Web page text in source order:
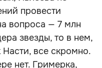
провести
вопроса — 7 млн
звезды, то в нем,
все скромно.
нет. Гримерка,